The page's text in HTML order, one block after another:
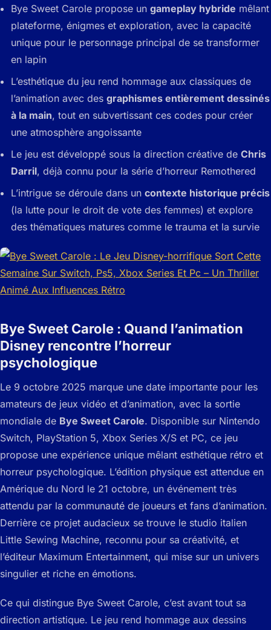
Bye Sweet Carole propose un gameplay hybride mêlant
plateforme, énigmes et exploration, avec la capacité
unique pour le personnage principal de se transformer
en lapin
L’esthétique du jeu rend hommage aux classiques de
l’animation avec des graphismes entièrement dessinés
à la main, tout en subvertissant ces codes pour créer
une atmosphère angoissante
Le jeu est développé sous la direction créative de Chris
Darril, déjà connu pour la série d’horreur Remothered
L’intrigue se déroule dans un contexte historique précis
(la lutte pour le droit de vote des femmes) et explore
des thématiques matures comme le trauma et la survie
Bye Sweet Carole : Quand l’animation
Disney rencontre l’horreur
psychologique
Le 9 octobre 2025 marque une date importante pour les
amateurs de jeux vidéo et d’animation, avec la sortie
mondiale de Bye Sweet Carole. Disponible sur Nintendo
Switch, PlayStation 5, Xbox Series X/S et PC, ce jeu
propose une expérience unique mêlant esthétique rétro et
horreur psychologique. L’édition physique est attendue en
Amérique du Nord le 21 octobre, un événement très
attendu par la communauté de joueurs et fans d’animation.
Derrière ce projet audacieux se trouve le studio italien
Little Sewing Machine, reconnu pour sa créativité, et
l’éditeur Maximum Entertainment, qui mise sur un univers
singulier et riche en émotions.
Ce qui distingue Bye Sweet Carole, c’est avant tout sa
direction artistique. Le jeu rend hommage aux dessins